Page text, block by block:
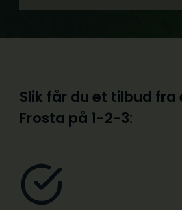
Slik får du et tilbud fra
Frosta på 1-2-3: